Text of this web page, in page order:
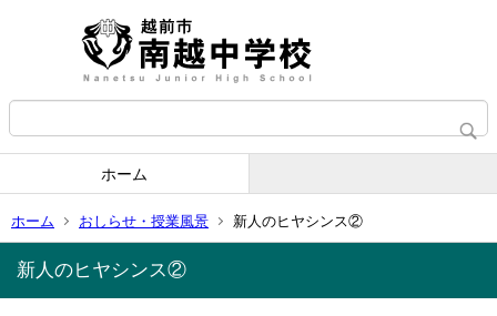
ホーム
ホーム おしらせ・授業風景 新人のヒヤシンス②
新人のヒヤシンス②